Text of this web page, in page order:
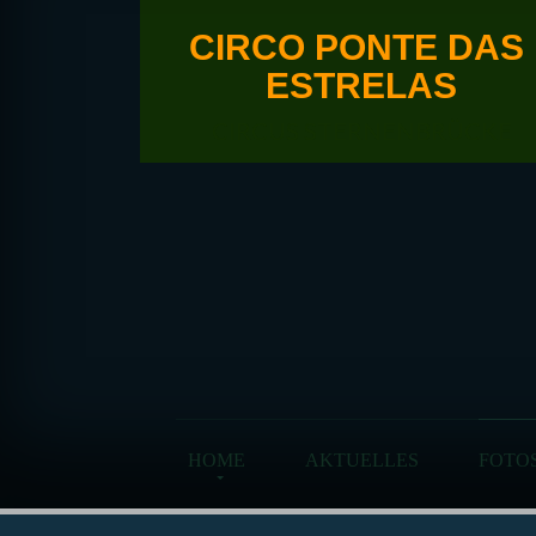
CIRCO PONTE DAS
ESTRELAS
HOME AKTUELLES